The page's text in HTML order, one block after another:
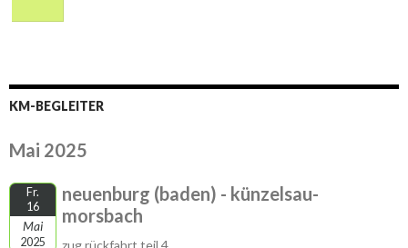
KM-BEGLEITER
Mai 2025
Fr.
16
Mai
2025
neuenburg (baden) - künzelsau-
morsbach
zug rückfahrt teil 4